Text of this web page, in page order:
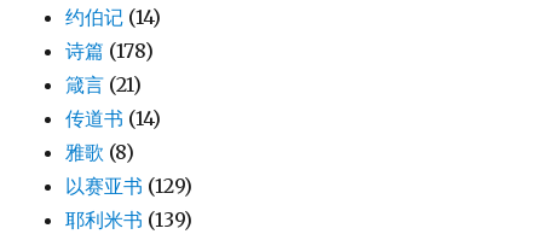
约伯记 (14)
诗篇 (178)
箴言 (21)
传道书 (14)
雅歌 (8)
以赛亚书 (129)
耶利米书 (139)